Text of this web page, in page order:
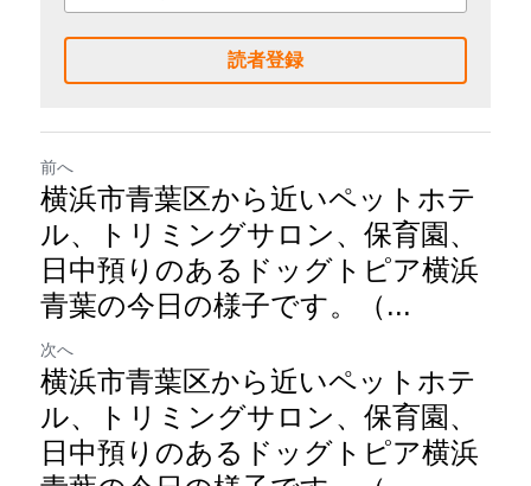
読者登録
前へ
横浜市青葉区から近いペットホテ
ル、トリミングサロン、保育園、
日中預りのあるドッグトピア横浜
青葉の今日の様子です。（...
次へ
横浜市青葉区から近いペットホテ
ル、トリミングサロン、保育園、
日中預りのあるドッグトピア横浜